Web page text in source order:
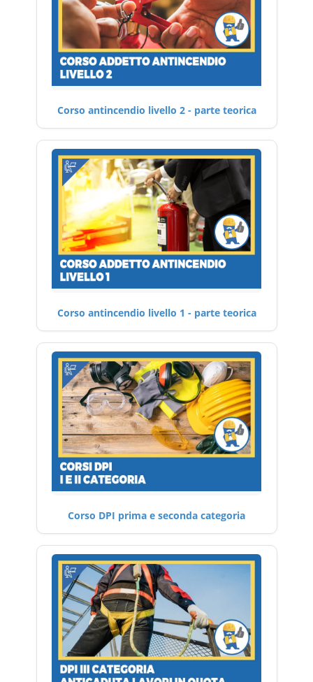
Corso antincendio livello 2 - parte teorica
Corso antincendio livello 1 - parte teorica
Corso DPI prima e seconda categoria